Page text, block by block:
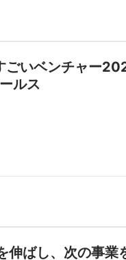
ごいベンチャー
ルス
伸ばし、次の事業